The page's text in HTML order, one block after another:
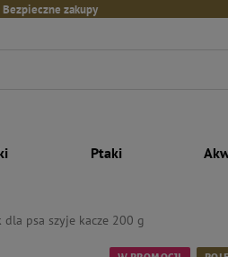
Bezpieczne zakupy
Ptaki
psa szyje kacze 200 g